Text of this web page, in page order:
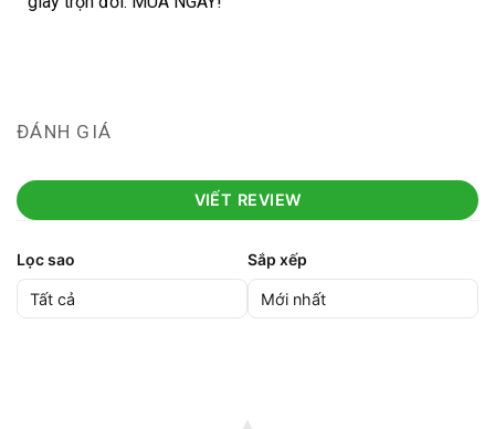
ĐÁNH GIÁ
VIẾT REVIEW
Lọc sao Sắp xếp